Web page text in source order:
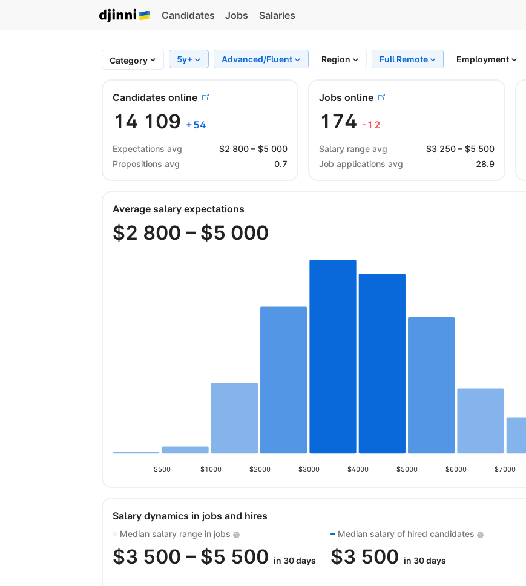
Candidates Jobs Salaries
Category 5y+ Advanced/Fluent Region Full Remote Employment
Candidates online
14 109 +54
Expectations avg $2 800 – $5 000
Propositions avg
0.7
Jobs online
174 -12
Salary range avg $3 250– $5 500
Job applications avg
28.9
Average salary expectations
$2 800 – $5 000
$500 $1000 $2000 $3000 $4000 $5000 $6000 $7000
Salary dynamics in jobs and hires
Median salary range in jobs
$3 500 – $5 500 in 30 days
Median salary of hired candidates
$3 500 in 30 days